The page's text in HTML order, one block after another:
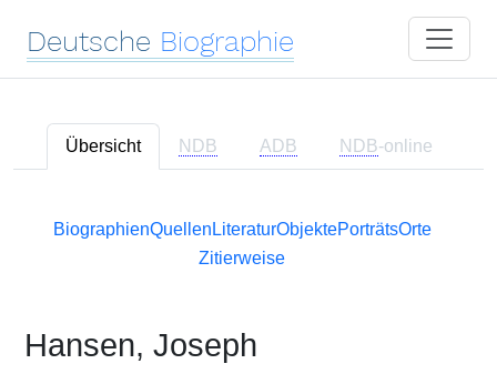
Deutsche Biographie
Übersicht NDB ADB NDB-online
BiographienQuellen LiteraturObjektePorträtsOrte
Zitierweise
Hansen, Joseph